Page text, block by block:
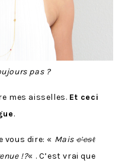
pas ?
mes aisselles. Et ceci
.
vous dire: « Maisc’est
!?« . C’est vrai que